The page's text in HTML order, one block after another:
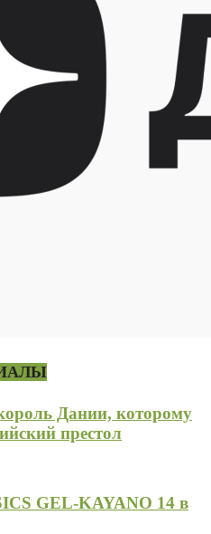
Дании, которому
престол
GEL-KAYANO 14 в